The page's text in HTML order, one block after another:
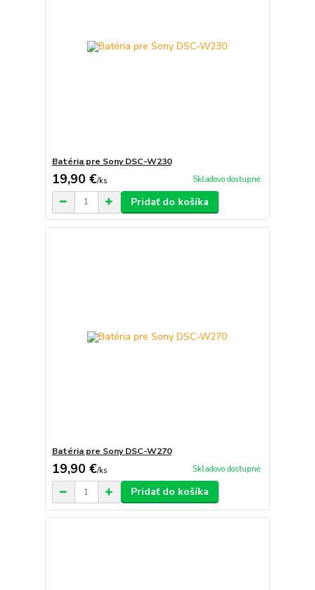
Batéria pre Sony DSC-W230
19,90 €/ks Skladovo dostupné
Pridať do košíka
Batéria pre Sony DSC-W270
19,90 €/ks Skladovo dostupné
Pridať do košíka